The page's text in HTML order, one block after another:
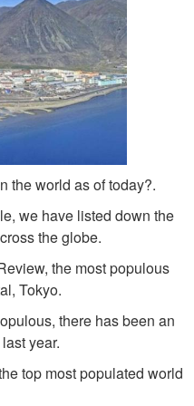
the world as of today?.
we have listed down the
the globe.
the most populous
Tokyo.
there has been an
year.
top most populated world